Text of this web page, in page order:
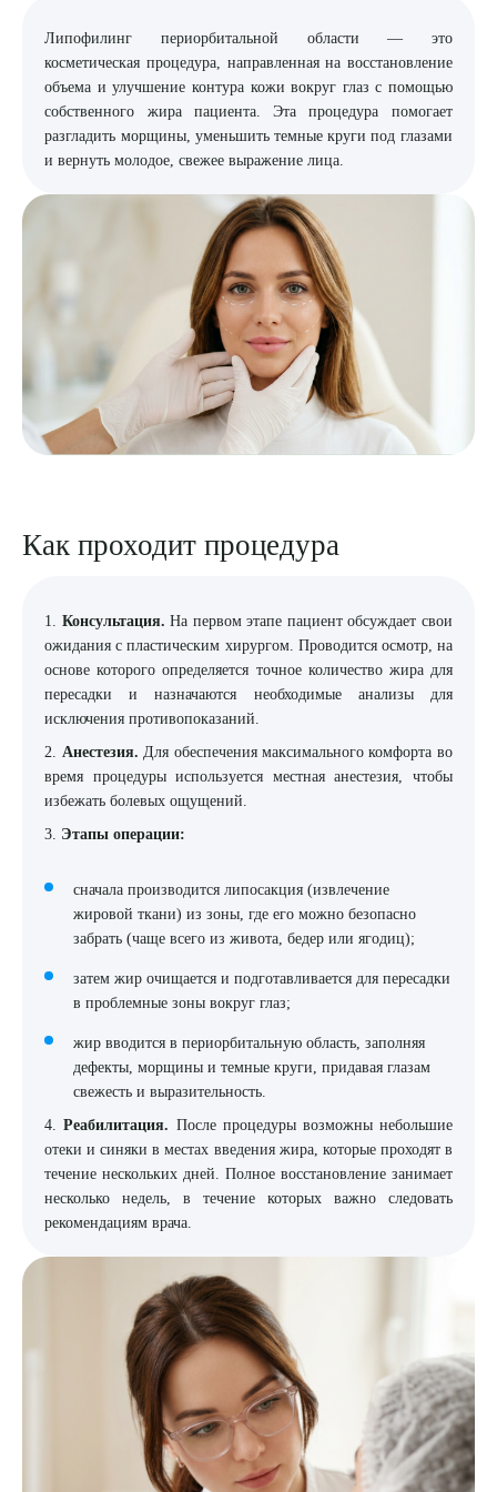
8 (863) 309-05-06
ЗАКАЗАТЬ ЗВОНОК
ЗАПИСЬ ОНЛАЙН
Липофилинг периорбитальной области — это
косметическая процедура, направленная на восстановление
объема и улучшение контура кожи вокруг глаз с помощью
собственного жира пациента. Эта процедура помогает
разгладить морщины, уменьшить темные круги под глазами
и вернуть молодое, свежее выражение лица.
Как проходит процедура
1. Консультация. На первом этапе пациент обсуждает свои
ожидания с пластическим хирургом. Проводится осмотр, на
основе которого определяется точное количество жира для
пересадки и назначаются необходимые анализы для
исключения противопоказаний.
2. Анестезия. Для обеспечения максимального комфорта во
время процедуры используется местная анестезия, чтобы
избежать болевых ощущений.
3. Этапы операции:
сначала производится липосакция (извлечение
жировой ткани) из зоны, где его можно безопасно
забрать (чаще всего из живота, бедер или ягодиц);
затем жир очищается и подготавливается для пересадки
в проблемные зоны вокруг глаз;
жир вводится в периорбитальную область, заполняя
дефекты, морщины и темные круги, придавая глазам
свежесть и выразительность.
4.Реабилитация. После процедуры возможны небольшие
отеки и синяки в местах введения жира, которые проходят в
течение нескольких дней. Полное восстановление занимает
несколько недель, в течение которых важно следовать
рекомендациям врача.